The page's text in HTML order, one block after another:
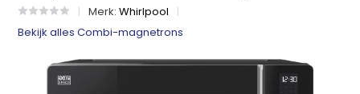
Merk:Whirlpool
Bekijk alles Combi-magnetrons